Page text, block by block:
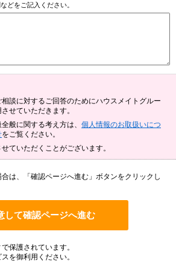
どをご記入ください。
談に対するご回答のためにハウスメイトグルー
せていただきます。
般に関する考え方は、 個人情報のお取扱いにつ
をご覧ください。
ていただくことがございます。
は、「確認ページへ進む」ボタンをクリックし
保護されています。
を御利用ください。